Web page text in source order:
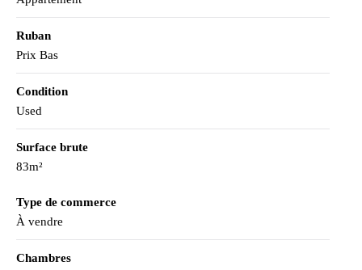
Ruban
Prix Bas
Condition
Used
Surface brute
83m²
Type de commerce
À vendre
Chambres